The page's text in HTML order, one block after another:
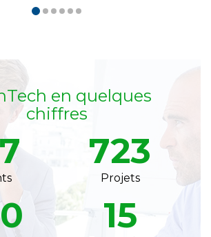
en quelques
chiffres
723
Projets
15